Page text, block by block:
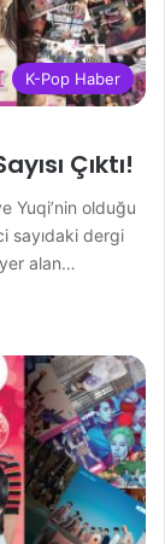
K-Pop Haber
Çıktı!
Yuqi’nin olduğu
sayıdaki dergi
alan…